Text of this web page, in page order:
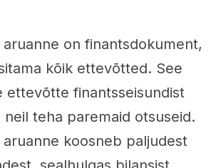
aruanne on finantsdokument,
kõik ettevõtted. See
ettevõtte finantsseisundist
neil teha paremaid otsuseid.
aruanne koosneb paljudest